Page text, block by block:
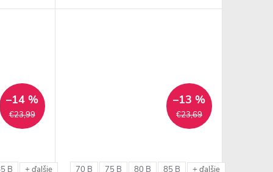
€23,99
–14 %
B + ďalšie
€23,69
–13 %
70 B 75 B 80 B 85 B + ďalšie